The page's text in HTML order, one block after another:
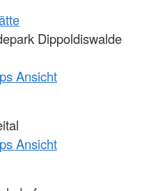
Dippoldiswalde
Ansicht
Ansicht